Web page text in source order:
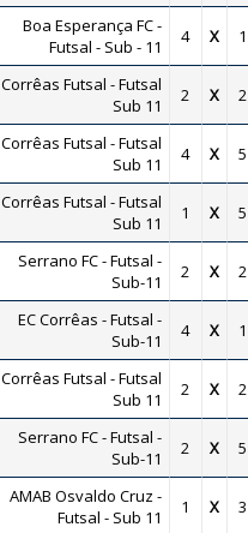
Boa Esperança FC -
Futsal - Sub - 11
4 X 1
Corrêas Futsal - Futsal
Sub 11
2 X 2
Corrêas Futsal - Futsal
Sub 11
4 X 5
Corrêas Futsal - Futsal
Sub 11
1 X 5
Serrano FC - Futsal -
Sub-11
2 X 2
EC Corrêas - Futsal -
Sub-11
4 X 1
Corrêas Futsal - Futsal
Sub 11
2 X 2
Serrano FC - Futsal -
Sub-11
2 X 5
AMAB Osvaldo Cruz -
Futsal - Sub 11
1 X 3